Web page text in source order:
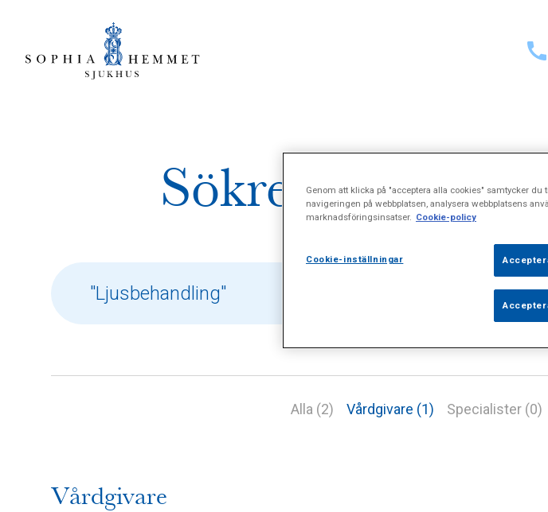
Sökresultat för
Alla (2) Vårdgivare (1) Specialister (0)
Vårdgivare
Genom att klicka på "acceptera alla cookies" samtycker
navigeringen på webbplatsen, analysera webbplatsens
marknadsföringsinsatser. Cookie-policy
Cookie-inställningar